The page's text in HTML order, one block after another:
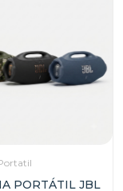
PORTÁTIL JBL